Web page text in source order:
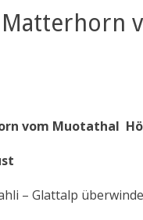
Matterhorn
vom Muotathal
– Glattalp